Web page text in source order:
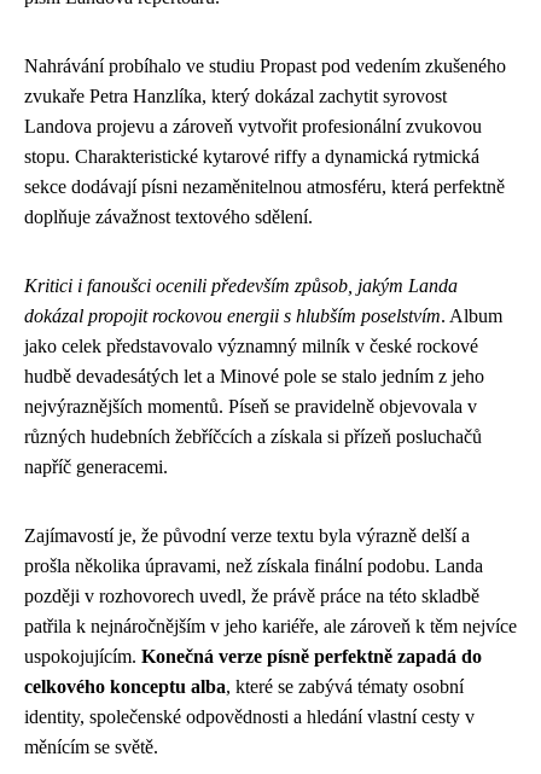
Nahrávání probíhalo ve studiu Propast pod vedením zkušeného
zvukaře Petra Hanzlíka, který dokázal zachytit syrovost
Landova projevu a zároveň vytvořit profesionální zvukovou
stopu. Charakteristické kytarové riffy a dynamická rytmická
sekce dodávají písni nezaměnitelnou atmosféru, která perfektně
doplňuje závažnost textového sdělení.
Kritici i fanoušci ocenili především způsob, jakým Landa
dokázal propojit rockovou energii s hlubším poselstvím. Album
jako celek představovalo významný milník v české rockové
hudbě devadesátých let a Minové pole se stalo jedním z jeho
nejvýraznějších momentů. Píseň se pravidelně objevovala v
různých hudebních žebříčcích a získala si přízeň posluchačů
napříč generacemi.
Zajímavostí je, že původní verze textu byla výrazně delší a
prošla několika úpravami, než získala finální podobu. Landa
později v rozhovorech uvedl, že právě práce na této skladbě
patřila k nejnáročnějším v jeho kariéře, ale zároveň k těm nejvíce
uspokojujícím. Konečná verze písně perfektně zapadá do
celkového konceptu alba, které se zabývá tématy osobní
identity, společenské odpovědnosti a hledání vlastní cesty v
měnícím se světě.